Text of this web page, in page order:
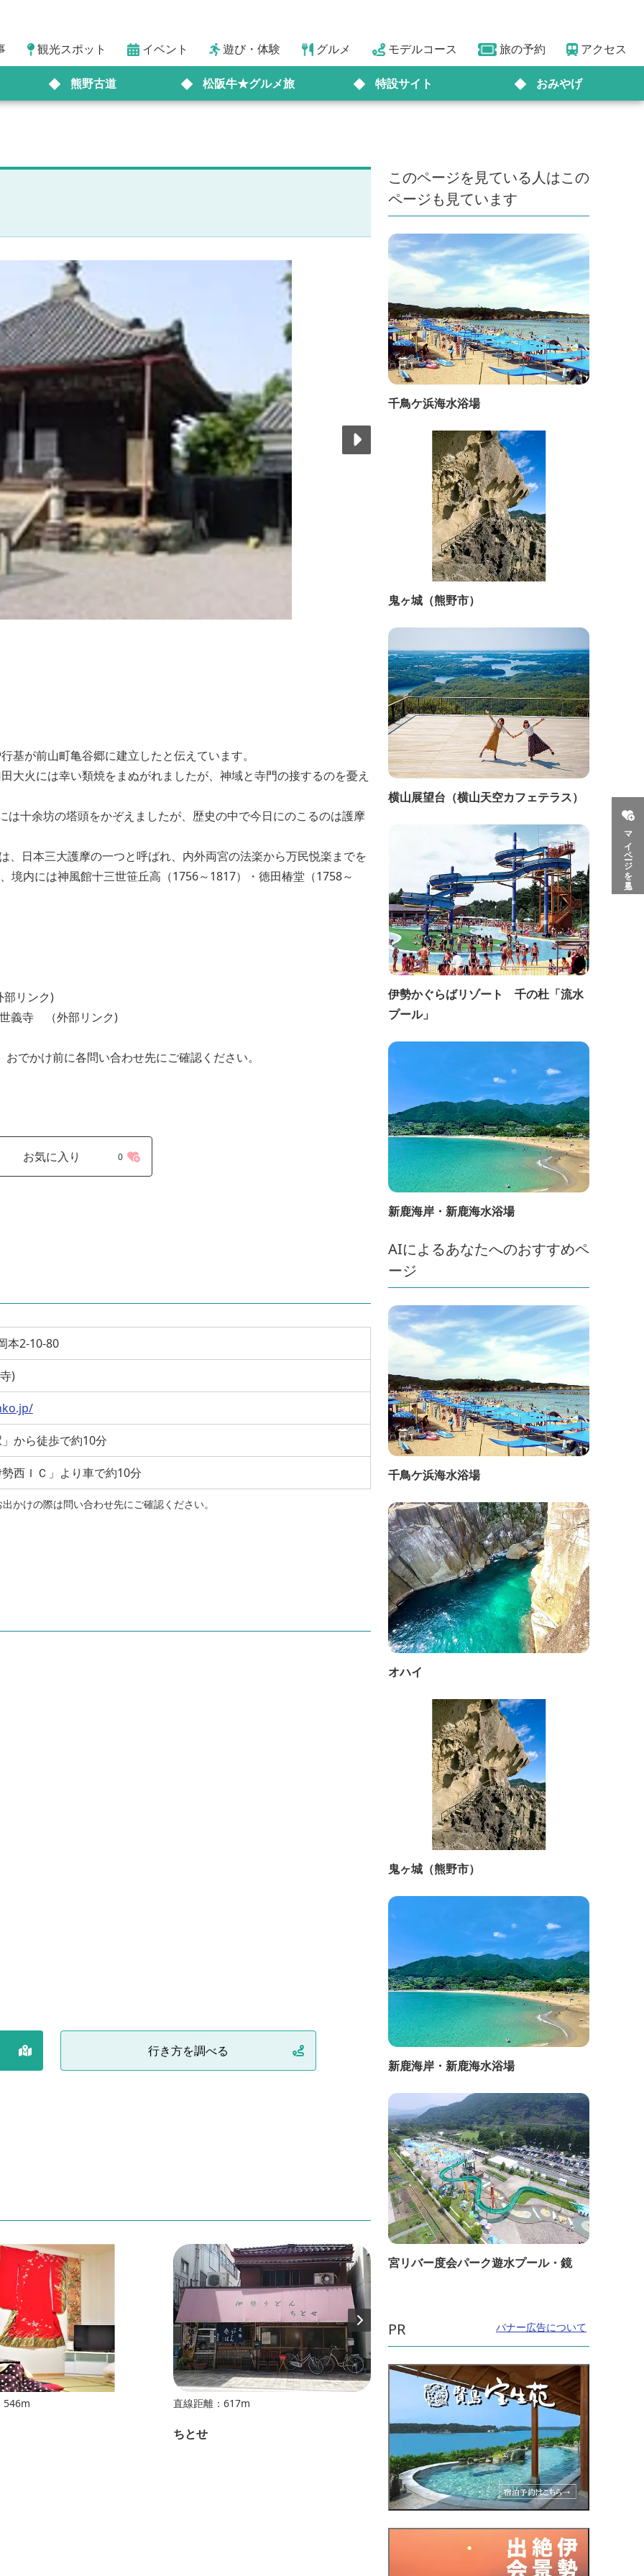
観光スポット イベント 遊び・体験 グルメ モデルコース 旅の予約 アクセス
熊野古道 松阪牛★グルメ旅 特設サイト おみやげ
マイページを見る
基が前山町亀谷郷に建立したと伝えています。
大火には幸い類焼をまぬがれましたが、神域と寺門の接するのを憂え
十余坊の塔頭をかぞえましたが、歴史の中で今日にのこるのは護摩
、日本三大護摩の一つと呼ばれ、内外両宮の法楽から万民悦楽までを
境内には神風館十三世笹丘高（1756～1817）・徳田椿堂（1758～
リンク)
義寺 （外部リンク)
でかけ前に各問い合わせ先にご確認ください。
お気に入り 0
本2-10-80
)
から徒歩で約10分
西ＩＣ」より車で約10分
かけの際は問い合わせ先にご確認ください。
行き方を調べる
546m 直線距離：617m
ちとせ
直線距離：635m
有限会社 マザーフルーツ
このページを見ている人はこの
ページも見ています
千鳥ケ浜海水浴場
鬼ヶ城（熊野市）
横山展望台（横山天空カフェテラス）
伊勢かぐらばリゾート 千の杜「流水
プール」
新鹿海岸・新鹿海水浴場
AIによるあなたへのおすすめペ
ージ
千鳥ケ浜海水浴場
オハイ
鬼ヶ城（熊野市）
新鹿海岸・新鹿海水浴場
宮リバー度会パーク遊水プール・鏡
PR バナー広告について